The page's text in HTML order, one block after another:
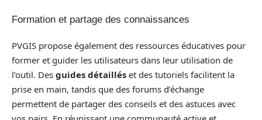
Formation et partage des connaissances
PVGIS propose également des ressources éducatives pour
former et guider les utilisateurs dans leur utilisation de
l’outil. Des guides détaillés et des tutoriels facilitent la
prise en main, tandis que des forums d’échange
permettent de partager des conseils et des astuces avec